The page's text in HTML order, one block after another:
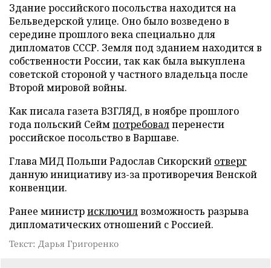
Здание российского посольства находится на
Бельведерской улице. Оно было возведено в
середине прошлого века специально для
дипломатов СССР. Земля под зданием находится в
собственности России, так как была выкуплена
советской стороной у частного владельца после
Второй мировой войны.
Как писала газета ВЗГЛЯД, в ноябре прошлого
года польский Сеймпотребовалперенести
российское посольство в Варшаве.
Глава МИД Польши Радослав Сикорский отверг
данную инициативу из-за противоречия Венской
конвенции.
Ранее министрисключилвозможность разрыва
дипломатических отношений с Россией.
Текст: Дарья Григоренко